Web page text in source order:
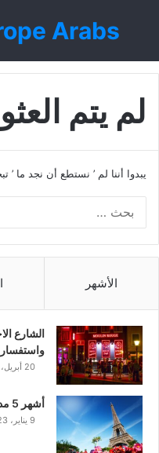
Arabs
بحث
لم يتم
يبدوا أننا لم ’ نستطع أن نجد
الأشهر
الشارع
20 أبريل، 2022
أشهر 5 مدن فرنسية قريبة من سويسرا 2023
9 يناير، 2023